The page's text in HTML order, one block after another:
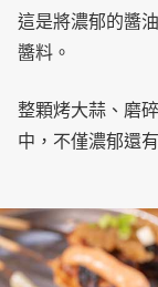
這是將濃郁的醬
醬料。
整顆烤大蒜、磨
中，不僅濃郁還